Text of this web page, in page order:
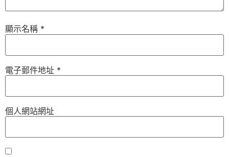
顯示名稱 *
電子郵件地址 *
個人網站網址